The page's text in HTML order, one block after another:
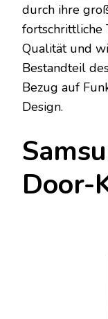
durch ihre
fortschrittliche
Qualität und
Bestandteil
Bezug auf
Design.
Door-